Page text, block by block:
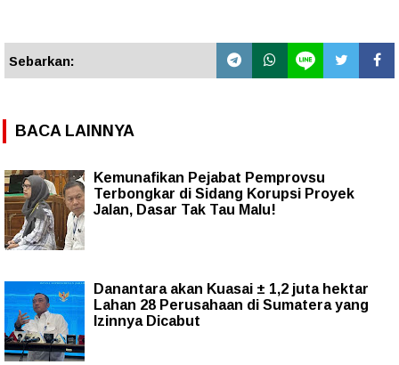
Sebarkan:
BACA LAINNYA
Kemunafikan Pejabat Pemprovsu
Terbongkar di Sidang Korupsi Proyek
Jalan, Dasar Tak Tau Malu!
Danantara akan Kuasai ± 1,2 juta hektar
Lahan 28 Perusahaan di Sumatera yang
Izinnya Dicabut